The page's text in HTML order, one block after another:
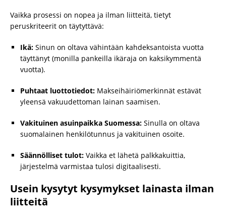
Vaikka prosessi on nopea ja ilman liitteitä, tietyt
peruskriteerit on täytyttävä:
Ikä: Sinun on oltava vähintään kahdeksantoista vuotta
täyttänyt (monilla pankeilla ikäraja on kaksikymmentä
vuotta).
Puhtaat luottotiedot: Makseihäiriömerkinnät estävät
yleensä vakuudettoman lainan saamisen.
Vakituinen asuinpaikka Suomessa: Sinulla on oltava
suomalainen henkilötunnus ja vakituinen osoite.
Säännölliset tulot: Vaikka et lähetä palkkakuittia,
järjestelmä varmistaa tulosi digitaalisesti.
Usein kysytyt kysymykset lainasta ilman
liitteitä